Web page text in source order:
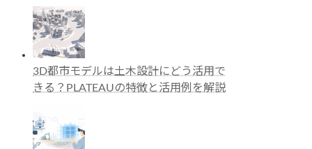
3D都市モデルは土木設計にどう活用で
きる？PLATEAUの特徴と活用例を解説